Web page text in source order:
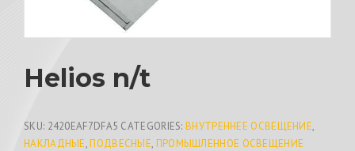
Helios n/t
SKU: 2420EAF7DFA5 CATEGORIES:ВНУТРЕННЕЕ ОСВЕЩЕНИЕ,
НАКЛАДНЫЕ,ПОДВЕСНЫЕ, ПРОМЫШЛЕННОЕ ОСВЕЩЕНИЕ